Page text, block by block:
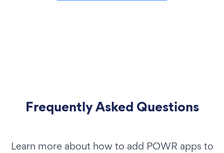
Frequently Asked Questions
Learn more about how to add POWR apps to